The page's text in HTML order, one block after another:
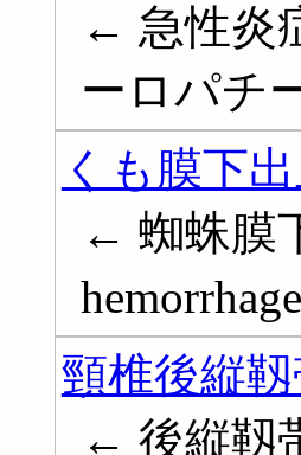
← 急性炎
ーロパチ
くも膜下
← 蜘蛛膜
hemorrhage
頸椎後縦
← 後縦靱